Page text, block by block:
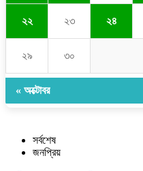
২২ ২৩ ২৪
২৯ ৩০
« অক্টোবর
সর্বশেষ
জনপ্রিয়